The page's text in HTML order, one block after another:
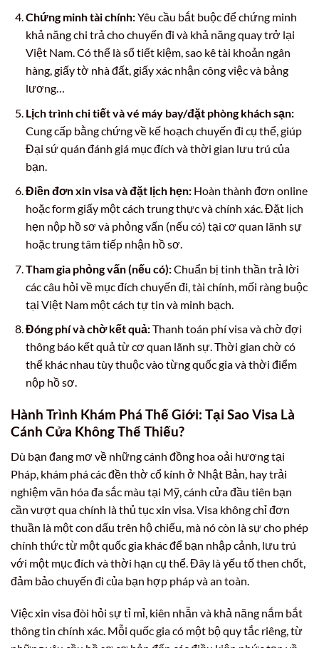
Chứng minh tài chính:Yêu cầu bắt buộc để chứng minh
khả năng chi trả cho chuyến đi và khả năng quay trở lại
Việt Nam. Có thể là sổ tiết kiệm, sao kê tài khoản ngân
hàng, giấy tờ nhà đất, giấy xác nhận công việc và bảng
lương…
Lịch trình chi tiết và vé máy bay/đặt phòng khách sạn:
Cung cấp bằng chứng về kế hoạch chuyến đi cụ thể, giúp
Đại sứ quán đánh giá mục đích và thời gian lưu trú của
bạn.
Điền đơn xin visa và đặt lịch hẹn:Hoàn thành đơn online
hoặc form giấy một cách trung thực và chính xác. Đặt lịch
hẹn nộp hồ sơ và phỏng vấn (nếu có) tại cơ quan lãnh sự
hoặc trung tâm tiếp nhận hồ sơ.
Tham gia phỏng vấn (nếu có):Chuẩn bị tinh thần trả lời
các câu hỏi về mục đích chuyến đi, tài chính, mối ràng buộc
tại Việt Nam một cách tự tin và minh bạch.
Đóng phí và chờ kết quả:Thanh toán phí visa và chờ đợi
thông báo kết quả từ cơ quan lãnh sự. Thời gian chờ có
thể khác nhau tùy thuộc vào từng quốc gia và thời điểm
nộp hồ sơ.
Hành Trình Khám Phá Thế Giới: Tại Sao Visa Là
Cánh Cửa Không Thể Thiếu?
Dù bạn đang mơ về những cánh đồng hoa oải hương tại
Pháp, khám phá các đền thờ cổ kính ở Nhật Bản, hay trải
nghiệm văn hóa đa sắc màu tại Mỹ, cánh cửa đầu tiên bạn
cần vượt qua chính là thủ tục xin visa. Visa không chỉ đơn
thuần là một con dấu trên hộ chiếu, mà nó còn là sự cho phép
chính thức từ một quốc gia khác để bạn nhập cảnh, lưu trú
với một mục đích và thời hạn cụ thể. Đây là yếu tố then chốt,
đảm bảo chuyến đi của bạn hợp pháp và an toàn.
Việc xin visa đòi hỏi sự tỉ mỉ, kiên nhẫn và khả năng nắm bắt
thông tin chính xác. Mỗi quốc gia có một bộ quy tắc riêng, từ